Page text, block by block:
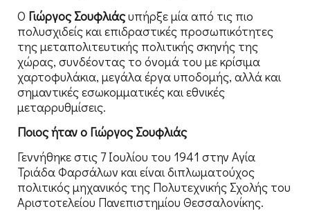
Ο Γιώργος Σουφλιάςυπήρξε μία από τις πιο
πολυσχιδείς και επιδραστικές προσωπικότητες
της μεταπολιτευτικής πολιτικής σκηνής της
χώρας, συνδέοντας το όνομά του με κρίσιμα
χαρτοφυλάκια, μεγάλα έργα υποδομής, αλλά και
σημαντικές εσωκομματικές και εθνικές
μεταρρυθμίσεις.
Ποιος ήταν ο Γιώργος Σουφλιάς
Γεννήθηκε στις 7 Ιουλίου του 1941 στην Αγία
Τριάδα Φαρσάλων και είναι διπλωματούχος
πολιτικός μηχανικός της Πολυτεχνικής Σχολής του
Αριστοτελείου Πανεπιστημίου Θεσσαλονίκης.